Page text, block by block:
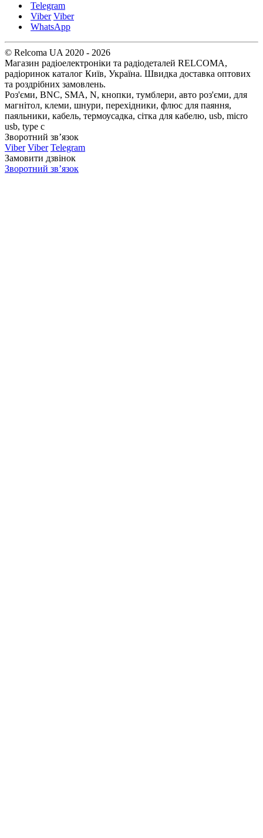
Telegram
Viber Viber
WhatsApp
© Relcoma UA 2020 - 2026
Магазин радіоелектроніки та радіодеталей RELCOMA,
радіоринок каталог Київ, Україна. Швидка доставка оптових
та роздрібних замовлень.
Роз'єми, BNC, SMA, N, кнопки, тумблери, авто роз'єми, для
магнітол, клеми, шнури, перехідники, флюс для паяння,
паяльники, кабель, термоусадка, сітка для кабелю, usb, micro
usb, type c
Зворотний зв’язок
Viber Viber Telegram
Замовити дзвінок
Зворотний зв’язок